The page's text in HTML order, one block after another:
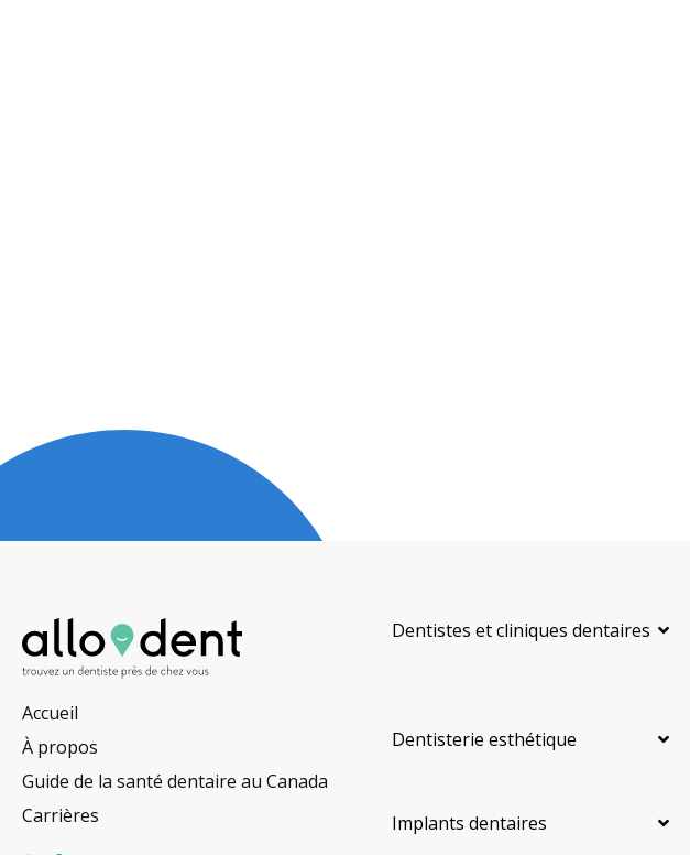
Accueil
À propos
Guide de la santé dentaire au Canada
Carrières
Dentistes et cliniques dentaires
Dentisterie esthétique
Implants dentaires